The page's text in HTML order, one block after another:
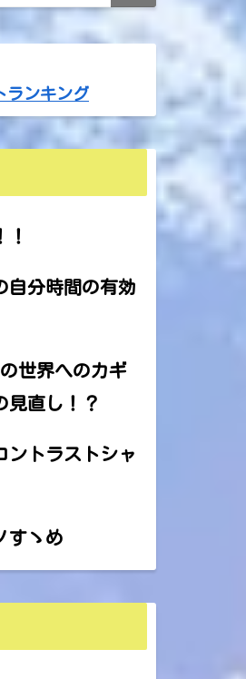
ランキング
自分時間の有効
世界へのカギ
見直し！？
ントラストシャ
すゝめ